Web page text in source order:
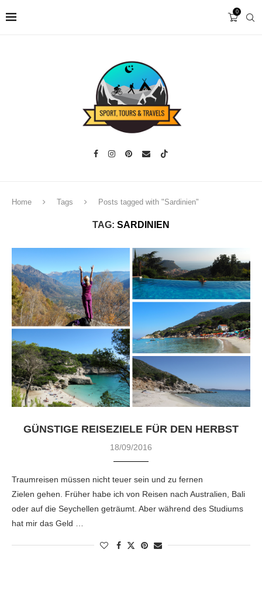
0
Home Tags Posts tagged with "Sardinien"
TAG: SARDINIEN
GÜNSTIGE REISEZIELE FÜR DEN HERBST
18/09/2016
Traumreisen müssen nicht teuer sein und zu fernen
Zielen gehen. Früher habe ich von Reisen nach Australien, Bali
oder auf die Seychellen geträumt. Aber während des Studiums
hat mir das Geld …